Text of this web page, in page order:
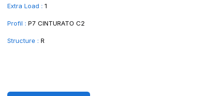
Extra Load : 1
Profil : P7 CINTURATO C2
Structure : R